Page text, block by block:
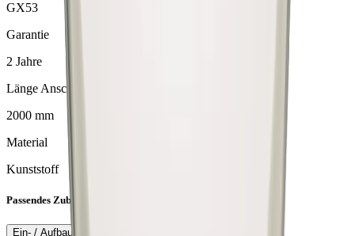
GX53
Garantie
2 Jahre
Länge Anschlussleitung
2000 mm
Material
Kunststoff
Passendes Zubehör
Ein- / Aufbauringe